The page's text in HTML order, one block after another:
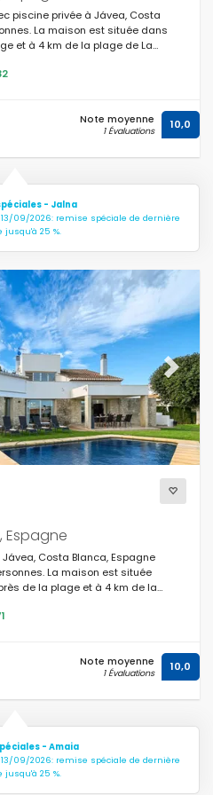
piscine privée à Jávea, Costa
La maison est située dans
et à 4 km de la plage de La
Note moyenne
1 Évaluations 10,0
- Jalna
09/2026: remise spéciale de dernière
25 %.
Next
Espagne
Costa Blanca, Espagne
La maison est située
de la plage et à 4 km de la
Note moyenne
1 Évaluations 10,0
- Amaia
09/2026: remise spéciale de dernière
25 %.